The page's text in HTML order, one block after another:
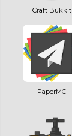
Craft Bukkit
PaperMC